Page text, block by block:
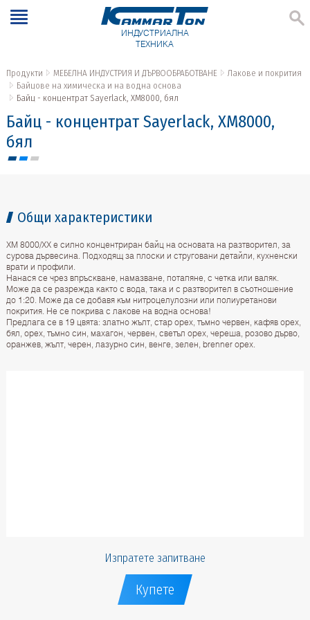
ИНДУСТРИАЛНА
ТЕХНИКА
Продукти МЕБЕЛНА ИНДУСТРИЯ И ДЪРВООБРАБОТВАНЕ
Лакове и покрития
Байцове на химическа и на водна основа
Байц - концентрат Sayerlack, XM8000, бял
Байц - концентрат Sayerlack, XM8000,
бял
Общи характеристики
ХМ 8000/ХХ е силно концентриран байц на основата на разтворител, за
сурова дървесина. Подходящ за плоски и струговани детайли, кухненски
врати и профили.
Нанася се чрез впръскване, намазване, потапяне, с четка или валяк.
Може да се разрежда както с вода, така и с разтворител в съотношение
до 1:20. Може да се добавя към нитроцелулозни или полиуретанови
покрития. Не се покрива с лакове на водна основа!
Предлага се в 19 цвята: златно жълт, стар орех, тъмно червен, кафяв орех,
бял, орех, тъмно син, махагон, червен, светъл орех, череша, розово дърво,
оранжев, жълт, черен, лазурно син, венге, зелен, brenner орех.
Изпратете запитване
Купете